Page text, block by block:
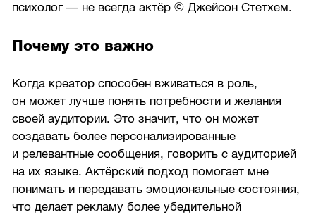
психолог — не всегда актёр © Джейсон Стетхем.
Почему это важно
Когда креатор способен вживаться в роль,
он может лучше понять потребности и желания
своей аудитории. Это значит, что он может
создавать более персонализированные
и релевантные сообщения, говорить с аудиторией
на их языке. Актёрский подход помогает мне
понимать и передавать эмоциональные состояния,
что делает рекламу более убедительной